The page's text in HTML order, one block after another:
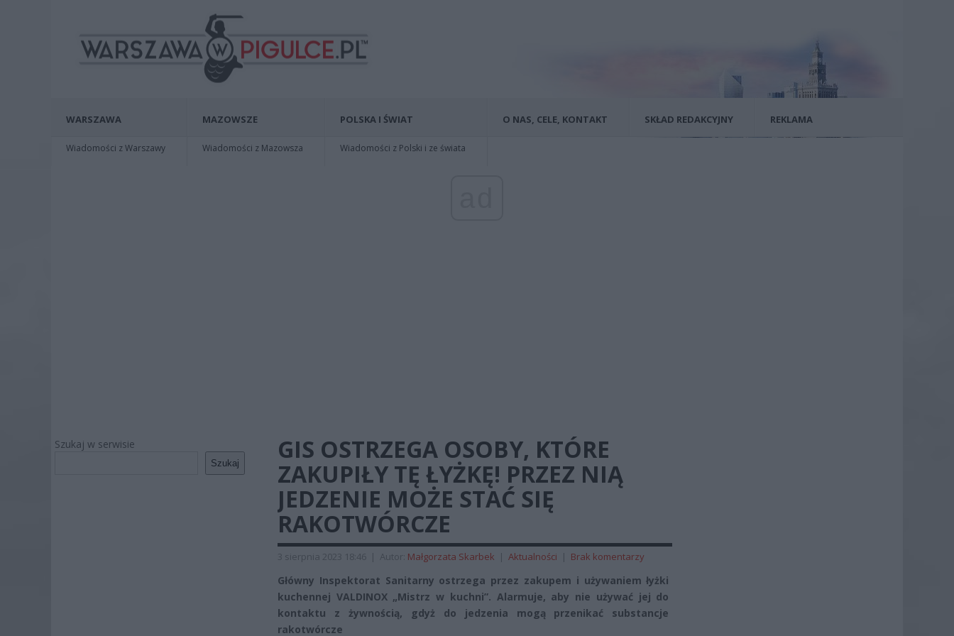
WARSZAWA
Wiadomości z Warszawy
MAZOWSZE
Wiadomości z Mazowsza
POLSKA I ŚWIAT
Wiadomości z Polski i ze świata
O NAS, CELE, KONTAKT SKŁAD REDAKCYJNY REKLAMA
Szukaj w serwisie
Szukaj
GIS OSTRZEGA OSOBY, KTÓRE
ZAKUPIŁY TĘ ŁYŻKĘ! PRZEZ NIĄ
JEDZENIE MOŻE STAĆ SIĘ
RAKOTWÓRCZE
3 sierpnia 2023 18:46 | Autor: Małgorzata Skarbek | Aktualności | Brak komentarzy
Główny Inspektorat Sanitarny ostrzega przez zakupem i używaniem łyżki
kuchennej VALDINOX „Mistrz w kuchni”. Alarmuje, aby nie używać jej do
kontaktu z żywnością, gdyż do jedzenia mogą przenikać substancje
rakotwórcze